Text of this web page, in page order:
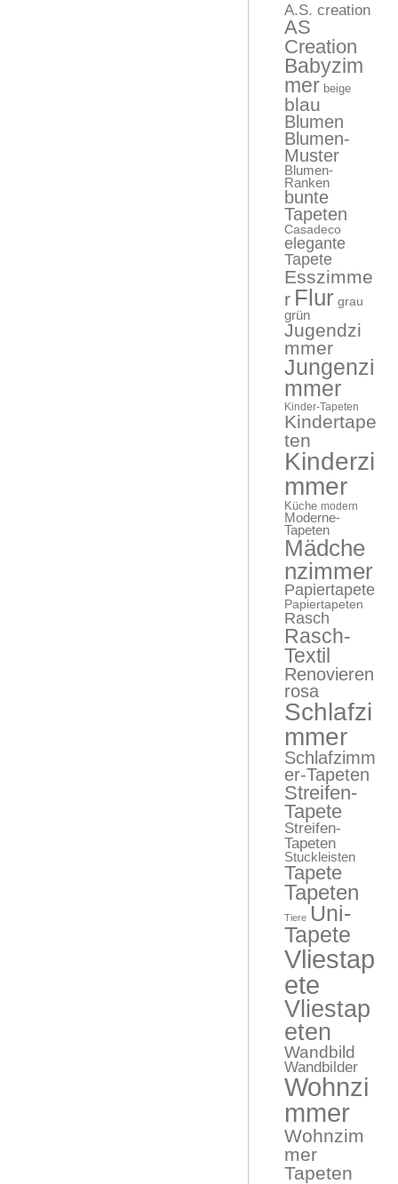
A.S. creation
AS
Creation
Babyzim
mer beige
blau
Blumen
Blumen-
Muster
Blumen-
Ranken
bunte
Tapeten
Casadeco
elegante
Tapete
Esszimme
r Flur grau
grün
Jugendzi
mmer
Jungenzi
mmer
Kinder-Tapeten
Kindertape
ten
Kinderzi
mmer
Küche modern
Moderne-
Tapeten
Mädche
nzimmer
Papiertapete
Papiertapeten
Rasch
Rasch-
Textil
Renovieren
rosa
Schlafzi
mmer
Schlafzimm
er-Tapeten
Streifen-
Tapete
Streifen-
Tapeten
Stuckleisten
Tapete
Tapeten
Tiere Uni-
Tapete
Vliestap
ete
Vliestap
eten
Wandbild
Wandbilder
Wohnzi
mmer
Wohnzim
mer
Tapeten